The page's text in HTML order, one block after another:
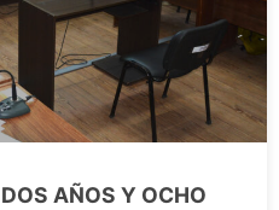
AÑOS Y OCHO